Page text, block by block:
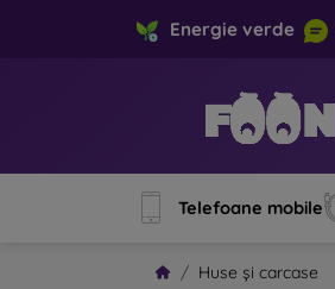
Energie verde
Telefoane mobile
Huse și carcase